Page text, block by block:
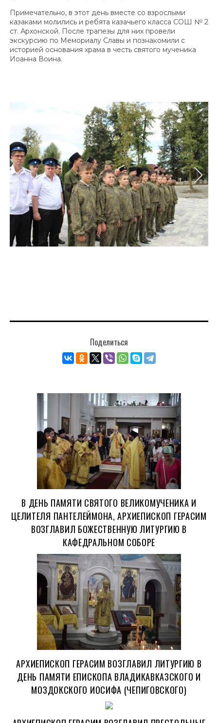
Примечательно, в этот день вместе со взрослыми
казаками молились и ребята казачьего класса СОШ № 2
ст. Архонской. После трапезы для них провели
экскурсию по Мемориалу Славы и познакомили с
историей основания храма в честь святого мученика
Иоанна Воина.
Поделиться
В ДЕНЬ ПАМЯТИ СВЯТОГО ВЕЛИКОМУЧЕНИКА И
ЦЕЛИТЕЛЯ ПАНТЕЛЕЙМОНА, АРХИЕПИСКОП ГЕРАСИМ
ВОЗГЛАВИЛ БОЖЕСТВЕННУЮ ЛИТУРГИЮ В
КАФЕДРАЛЬНОМ СОБОРЕ
АРХИЕПИСКОП ГЕРАСИМ ВОЗГЛАВИЛ ЛИТУРГИЮ В
ДЕНЬ ПАМЯТИ ЕПИСКОПА ВЛАДИКАВКАЗСКОГО И
МОЗДОКСКОГО ИОСИФА (ЧЕПИГОВСКОГО)